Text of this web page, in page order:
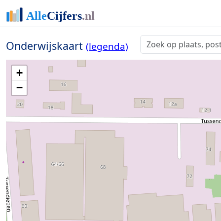
Onderwijskaart (legenda)
+
−